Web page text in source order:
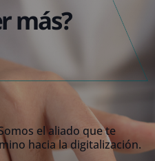
más?
el aliado que te
hacia la digitalización.